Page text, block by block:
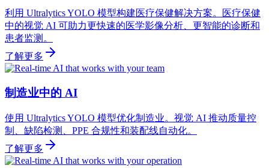
利用 Ultralytics YOLO 模型构建医疗保健解决方案。医疗保健
中的视觉 AI 可助力更快速的医学影像分析、更智能的诊断和
患者监测。
了解更多
制造业中的 AI
使用 Ultralytics YOLO 模型优化制造业。视觉 AI 推动质量控
制、缺陷检测、PPE 合规性和装配线自动化。
了解更多